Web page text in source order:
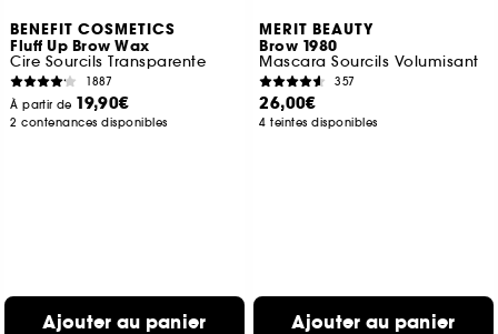
BENEFIT COSMETICS
Fluff Up Brow Wax
Cire Sourcils Transparente
1887
À partir de 19,90€
2 contenances disponibles
Ajouter au panier
MERIT BEAUTY
Brow 1980
Mascara Sourcils Volumisant
357
26,00€
4 teintes disponibles
Ajouter au panier